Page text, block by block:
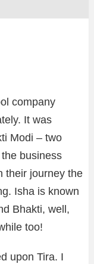
company
It was
Modi – two
business
their journey the
Isha is known
Bhakti, well,
too!
upon Tira. I